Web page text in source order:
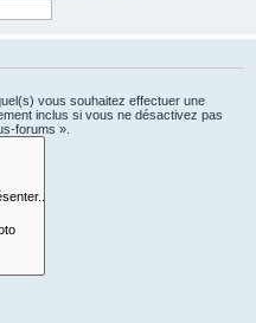
vous souhaitez effectuer une
inclus si vous ne désactivez pas
forums ».